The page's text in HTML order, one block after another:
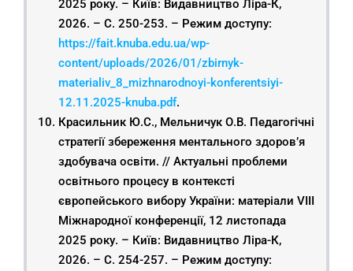
2025 року. – Київ: Видавництво Ліра-К,
2026. – С. 250-253. – Режим доступу:
https://fait.knuba.edu.ua/wp-
content/uploads/2026/01/zbirnyk-
materialiv_8_mizhnarodnoyi-konferentsiyi-
12.11.2025-knuba.pdf.
Красильник Ю.С., Мельничук О.В. Педагогічні
стратегії збереження ментального здоров’я
здобувача освіти. // Актуальні проблеми
освітнього процесу в контексті
європейського вибору України: матеріали VIІІ
Міжнародної конференції, 12 листопада
2025 року. – Київ: Видавництво Ліра-К,
2026. – С. 254-257. – Режим доступу: